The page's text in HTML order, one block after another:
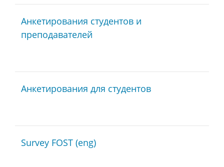
Анкетирования студентов и
преподавателей
Анкетирования для студентов
Survey FOST (eng)